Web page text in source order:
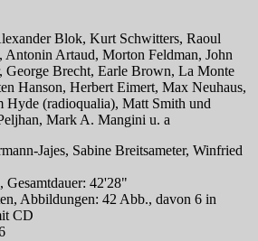
Blok, Kurt Schwitters, Raoul
Antonin Artaud, Morton Feldman, John
George Brecht, Earle Brown, La Monte
Hanson, Herbert Eimert, Max Neuhaus,
Hyde (radioqualia), Matt Smith und
Mark A. Mangini u. a
Jajes, Sabine Breitsameter, Winfried
42'28"
Abbildungen: 42 Abb., davon 6 in
CD